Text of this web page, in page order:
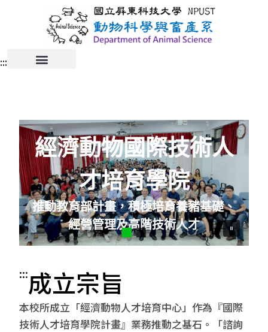
:::
經濟動物國際技術人
才培育學院
推動教育部計畫，積極培育養豬基礎、
經營管理及高階技術人才
:::成立宗旨
本校所成立「經濟動物人才培育中心」作為『國際
技術人才培育學院計畫』業務推動之基石。「諮詢